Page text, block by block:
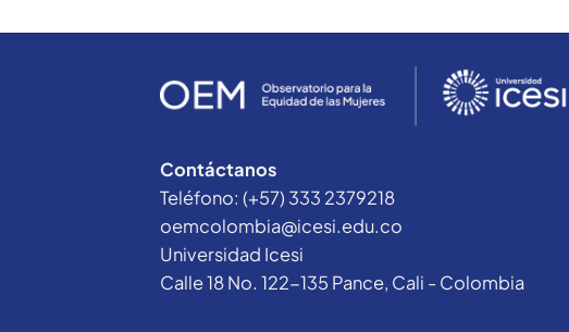
Contáctanos
Teléfono: (+57) 333 2379218
oemcolombia@icesi.edu.co
Universidad Icesi
Calle 18 No. 122-135 Pance, Cali - Colombia